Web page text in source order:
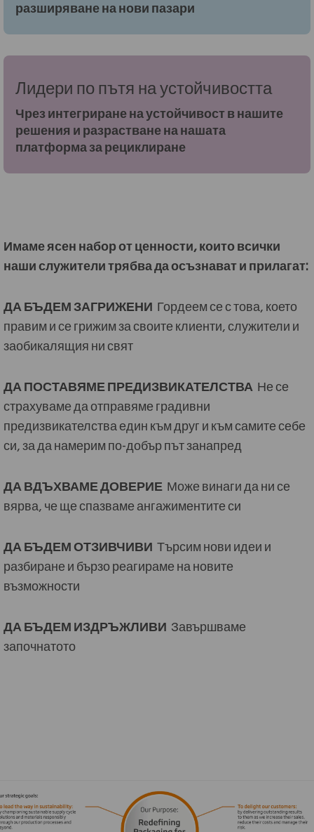
разширяване на нови пазари
Лидери по пътя на устойчивостта
Чрез интегриране на устойчивост в нашите
решения и разрастване на нашата
платформа за рециклиране
Имаме ясен набор от ценности, които всички
наши служители трябва да осъзнават и прилагат:
ДА БЪДЕМ ЗАГРИЖЕНИ Гордеем се с това, което
правим и се грижим за своите клиенти, служители и
заобикалящия ни свят
ДА ПОСТАВЯМЕ ПРЕДИЗВИКАТЕЛСТВА Не се
страхуваме да отправяме градивни
предизвикателства един към друг и към самите себе
си, за да намерим по-добър път занапред
ДА ВДЪХВАМЕ ДОВЕРИЕ Може винаги да ни се
вярва, че ще спазваме ангажиментите си
ДА БЪДЕМ ОТЗИВЧИВИ Търсим нови идеи и
разбиране и бързо реагираме на новите
възможности
ДА БЪДЕМ ИЗДРЪЖЛИВИ Завършваме
започнатото